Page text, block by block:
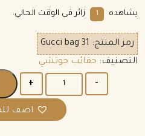
يشاهده 1 زائر فى الوقت الحالي.
رمز المنتج: Gucci bag 31
التصنيف: حقائب جوتشي
اضف